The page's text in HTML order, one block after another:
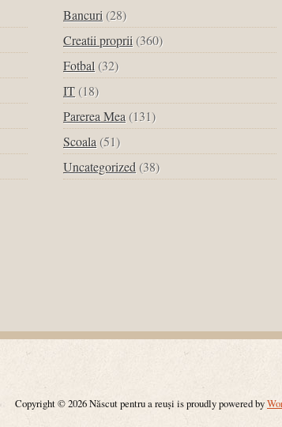
Bancuri (28)
Creatii proprii (360)
Fotbal (32)
IT (18)
Parerea Mea (131)
Scoala (51)
Uncategorized (38)
Copyright © 2026 Născut pentru a reuși is proudly powered by